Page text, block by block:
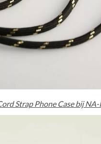
Strap Phone Case bij